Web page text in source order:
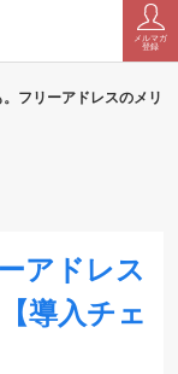
メルマガ
登録
フリーアドレスのメリ
アドレス
導入チェ